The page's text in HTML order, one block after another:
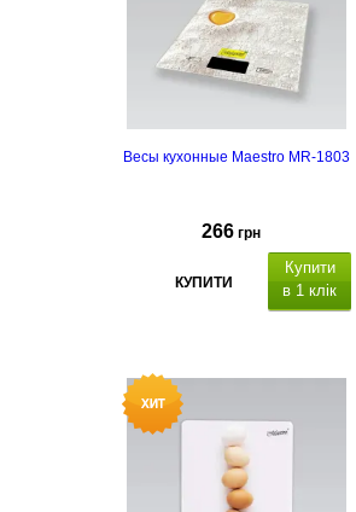
Весы кухонные Maestro MR-1803
266 грн
КУПИТИ
Купити
в 1 клік